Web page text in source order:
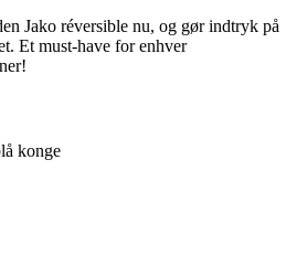
Jako réversible nu, og gør indtryk på
Et must-have for enhver
konge